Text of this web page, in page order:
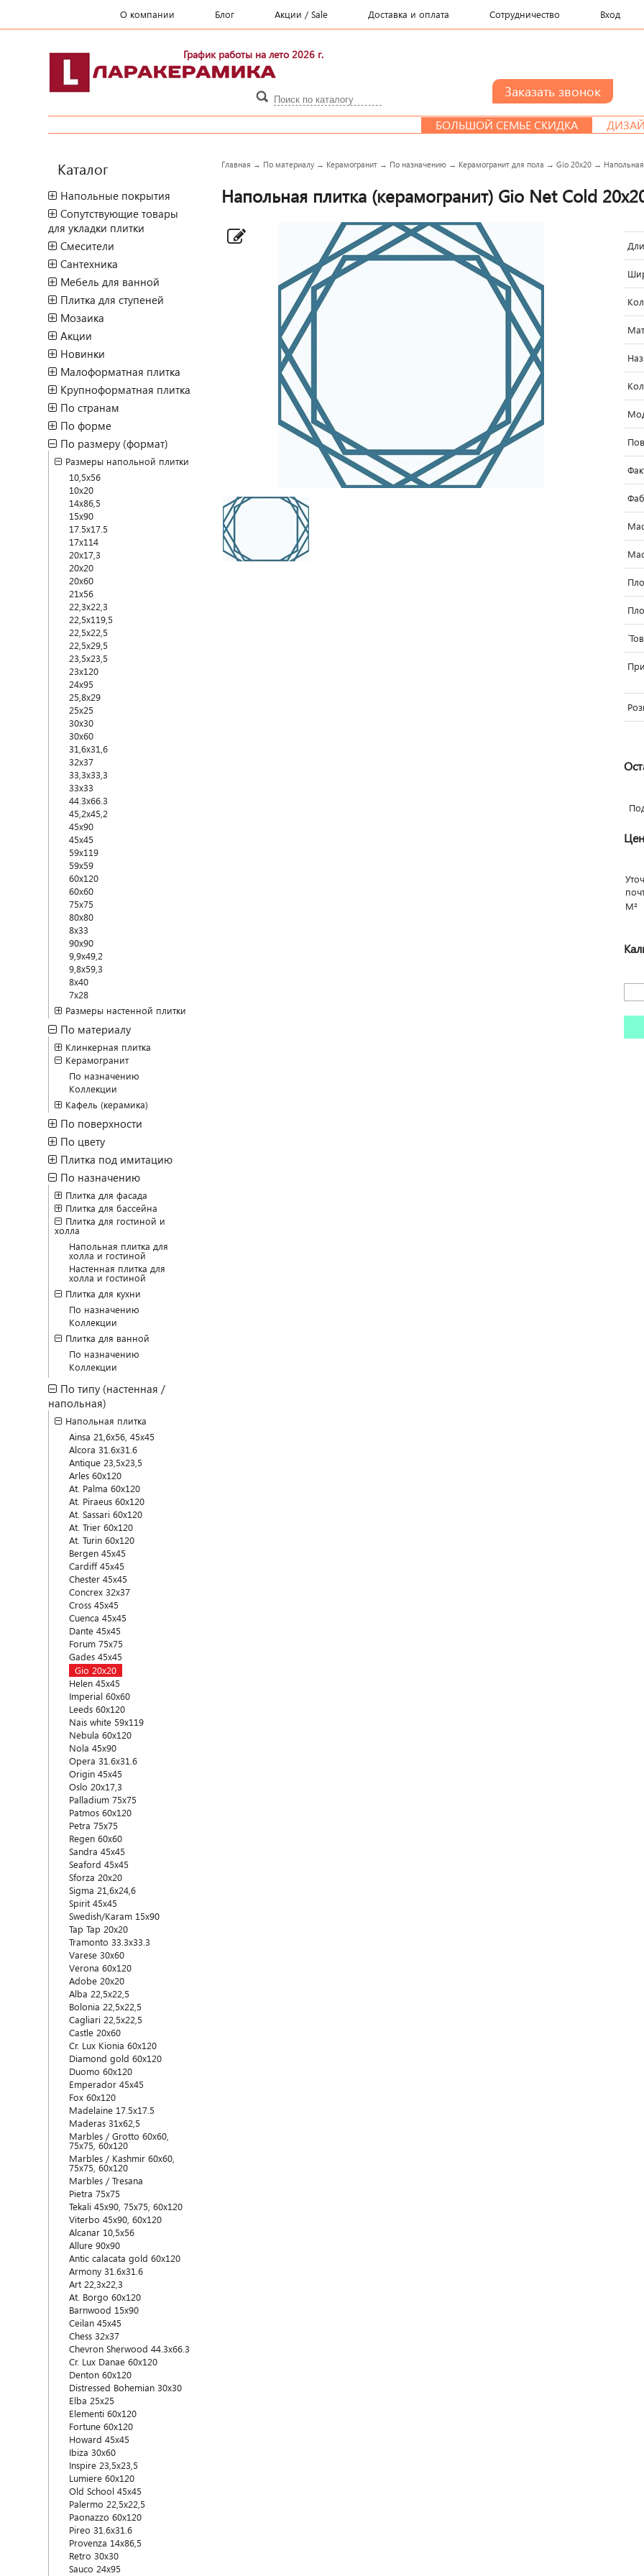
О компании Блог Акции / Sale Доставка и оплата Сотрудничество Вход
График работы на лето 2026 г.
БОЛЬШОЙ СЕМЬЕ СКИДКА ДИЗАЙН-
Каталог
Напольные покрытия
Сопутствующие товары
для укладки плитки
Смесители
Сантехника
Мебель для ванной
Плитка для ступеней
Мозаика
Акции
Новинки
Малоформатная плитка
Крупноформатная плитка
По странам
По форме
По размеру (формат)
Размеры напольной плитки
10,5x56
10x20
14x86,5
15x90
17.5x17.5
17x114
20x17,3
20x20
20x60
21x56
22,3x22,3
22,5x119,5
22,5x22,5
22,5x29,5
23,5x23,5
23x120
24x95
25,8x29
25x25
30x30
30x60
31,6x31,6
32x37
33,3x33,3
33x33
44.3x66.3
45,2х45,2
45x90
45х45
59x119
59x59
60x120
60х60
75x75
80x80
8х33
90x90
9,9x49,2
9,8x59,3
8x40
7x28
Размеры настенной плитки
По материалу
Клинкерная плитка
Керамогранит
По назначению
Коллекции
Кафель (керамика)
По поверхности
По цвету
Плитка под имитацию
По назначению
Плитка для фасада
Плитка для бассейна
Плитка для гостиной и
холла
Напольная плитка для
холла и гостиной
Настенная плитка для
холла и гостиной
Плитка для кухни
По назначению
Коллекции
Плитка для ванной
По назначению
Коллекции
По типу (настенная /
напольная)
Напольная плитка
Ainsa 21,6x56, 45x45
Alcora 31.6x31.6
Antique 23,5x23,5
Arles 60x120
At. Palma 60x120
At. Piraeus 60x120
At. Sassari 60x120
At. Trier 60x120
At. Turin 60x120
Bergen 45x45
Cardiff 45x45
Chester 45x45
Concrex 32x37
Cross 45x45
Cuenca 45x45
Dante 45x45
Forum 75x75
Gades 45x45
Gio 20x20
Helen 45x45
Imperial 60x60
Leeds 60x120
Nais white 59x119
Nebula 60x120
Nola 45x90
Opera 31.6x31.6
Origin 45x45
Oslo 20x17,3
Palladium 75x75
Patmos 60x120
Petra 75x75
Regen 60x60
Sandra 45x45
Seaford 45x45
Sforza 20x20
Sigma 21,6x24,6
Spirit 45x45
Swedish/Karam 15x90
Tap Tap 20x20
Tramonto 33.3x33.3
Varese 30x60
Verona 60x120
Adobe 20x20
Alba 22,5x22,5
Bolonia 22,5x22,5
Cagliari 22,5x22,5
Castle 20x60
Cr. Lux Kionia 60x120
Diamond gold 60x120
Duomo 60x120
Emperador 45x45
Fox 60x120
Madelaine 17.5x17.5
Maderas 31x62,5
Marbles / Grotto 60x60,
75x75, 60x120
Marbles / Kashmir 60x60,
75x75, 60x120
Marbles / Tresana
Pietra 75x75
Tekali 45x90, 75x75, 60x120
Viterbo 45x90, 60x120
Alcanar 10,5x56
Allure 90x90
Antic calacata gold 60x120
Armony 31.6x31.6
Art 22,3x22,3
At. Borgo 60x120
Barnwood 15x90
Ceilan 45x45
Chess 32x37
Chevron Sherwood 44.3х66.3
Cr. Lux Danae 60x120
Denton 60x120
Distressed Bohemian 30x30
Elba 25x25
Elementi 60x120
Fortune 60x120
Howard 45x45
Ibiza 30x60
Inspire 23,5x23,5
Lumiere 60x120
Old School 45x45
Palermo 22,5x22,5
Paonazzo 60x120
Pireo 31.6x31.6
Provenza 14x86,5
Retro 30x30
Sauco 24x95
Главная → По материалу → Керамогранит → По назначению → Керамогранит для пола →Gio 20x20 →
Напольная плитка (керамогранит) Gio Net Cold
М²